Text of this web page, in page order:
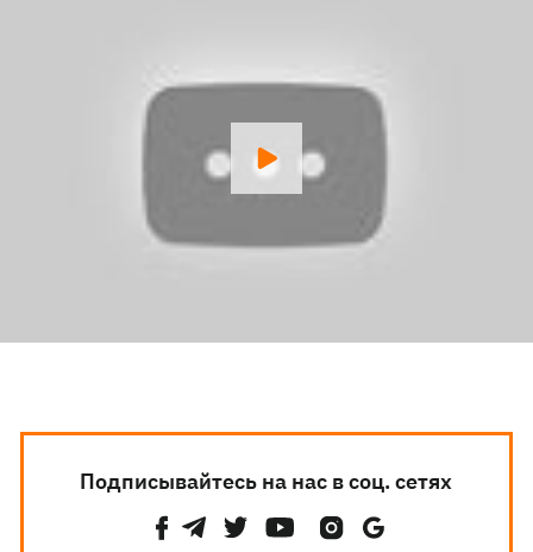
Подписывайтесь на нас в соц. сетях